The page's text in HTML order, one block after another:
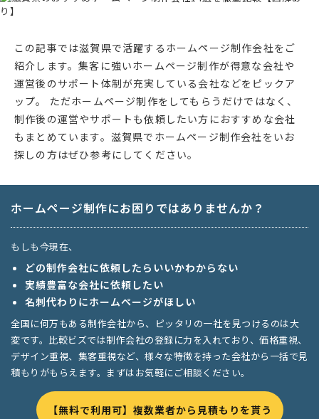
この記事では滋賀県で活躍するホームページ制作会社をご
紹介します。集客に強いホームページ制作が得意な会社や
運営後のサポート体制が充実している会社などをピックア
ップ。 ただホームページ制作をしてもらうだけではなく、
制作後の運営やサポートも依頼したい方におすすめな会社
もまとめています。滋賀県でホームページ制作会社をいお
探しの方はぜひ参考にしてください。
ホームページ制作にお困りではありませんか？
もしも今現在、
どの制作会社に依頼したらいいかわからない
実績豊富な会社に依頼したい
名刺代わりにホームページがほしい
全国に何万もある制作会社から、ピッタリの一社を見つけるのは大
変です。比較ビズでは制作会社の登録に力を入れており、価格重視、
デザイン重視、集客重視など、様々な特徴を持った会社から一括で見
積もりがもらえます。まずはお気軽にご相談ください。
【無料で利用可】複数業者から見積もりを貰う